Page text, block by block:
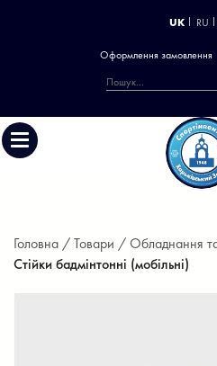
UK RU
Оформлення замовлення
Головна /Товари /Обладнання
Стійки бадмінтонні (мобільні)